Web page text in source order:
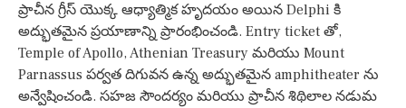
ప్రాచీన గ్రీస్ యొక్క ఆధ్యాత్మిక హృదయం అయిన Delphi కి
అద్భుతమైన ప్రయాణాన్ని ప్రారంభించండి. Entry ticket తో,
Temple of Apollo, Athenian Treasury మరియు Mount
Parnassus పర్వత దిగువన ఉన్న అద్భుతమైన amphitheater ను
అన్వేషించండి. సహజ సౌందర్యం మరియు ప్రాచీన శిథిలాల నడుమ